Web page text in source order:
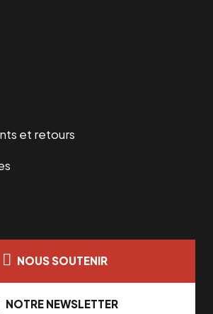
et retours
NOUS SOUTENIR
NOTRE NEWSLETTER